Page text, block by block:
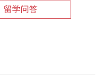
留学问答